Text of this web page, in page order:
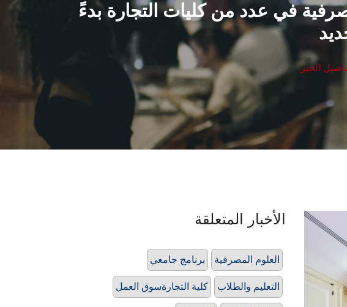
في عدد من كليات التجارة بدءً
الخبر
الأخبار المتعلقة
برنامج جامعي العلوم المصرفية
كلية التجارةسوق العمل التعليم والطلاب